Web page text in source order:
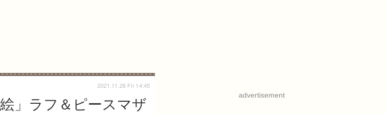
」ラフ＆ピースマザ
2021.11.26 Fri 14:45
advertisement